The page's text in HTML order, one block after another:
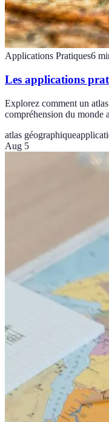
Applications Pratiques6
Les applications
Explorez comment un
compréhension du monde
atlas géographique
Aug 5